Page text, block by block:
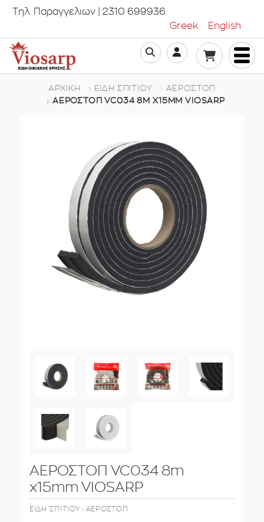
Τηλ. Παραγγελιων | 2310 699936
Greek
English
ΑΡΧΙΚΉ ΕΊΔΗ ΣΠΙΤΙΟΎ
ΑΕΡΟΣΤΌΠ
ΑΕΡΟΣΤΟΠ VC034 8M X15MM VIOSARP
ΑΕΡΟΣΤΟΠ VC034 8m
x15mm VIOSARP
ΕΊΔΗ ΣΠΙΤΙΟΎ › ΑΕΡΟΣΤΌΠ